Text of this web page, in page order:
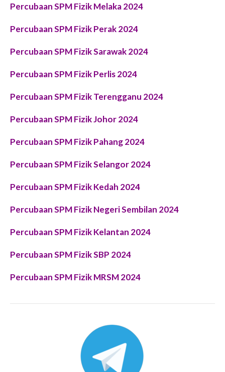
Percubaan SPM Fizik Melaka 2024
Percubaan SPM Fizik Perak 2024
Percubaan SPM Fizik Sarawak 2024
Percubaan SPM Fizik Perlis 2024
Percubaan SPM Fizik Terengganu 2024
Percubaan SPM Fizik Johor 2024
Percubaan SPM Fizik Pahang 2024
Percubaan SPM Fizik Selangor 2024
Percubaan SPM Fizik Kedah 2024
Percubaan SPM Fizik Negeri Sembilan 2024
Percubaan SPM Fizik Kelantan 2024
Percubaan SPM Fizik SBP 2024
Percubaan SPM Fizik MRSM 2024